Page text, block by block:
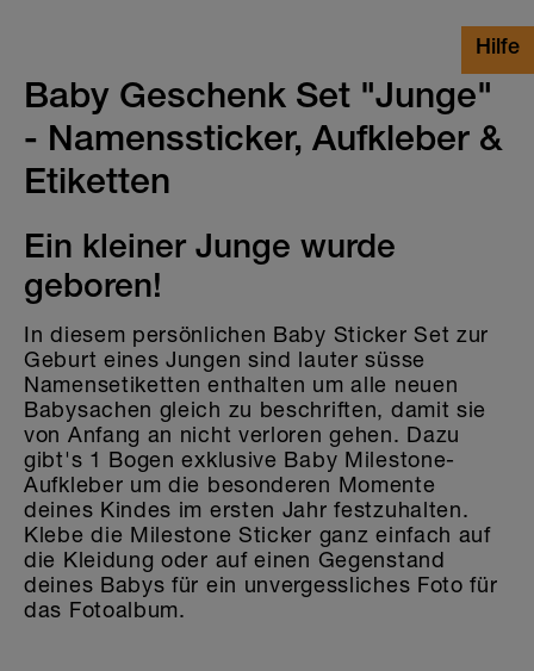
Baby Geschenk Set "Junge"
- Namenssticker, Aufkleber &
Etiketten
Ein kleiner Junge wurde
geboren!
In diesem persönlichen Baby Sticker Set zur
Geburt eines Jungen sind lauter süsse
Namensetiketten enthalten um alle neuen
Babysachen gleich zu beschriften, damit sie
von Anfang an nicht verloren gehen. Dazu
gibt's 1 Bogen exklusive Baby Milestone-
Aufkleber um die besonderen Momente
deines Kindes im ersten Jahr festzuhalten.
Klebe die Milestone Sticker ganz einfach auf
die Kleidung oder auf einen Gegenstand
deines Babys für ein unvergessliches Foto für
das Fotoalbum.